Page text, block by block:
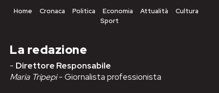
Home Cronaca Politica Economia Attualità
Cultura
Sport
La redazione
- Direttore Responsabile
Maria Tripepi- Giornalista professionista